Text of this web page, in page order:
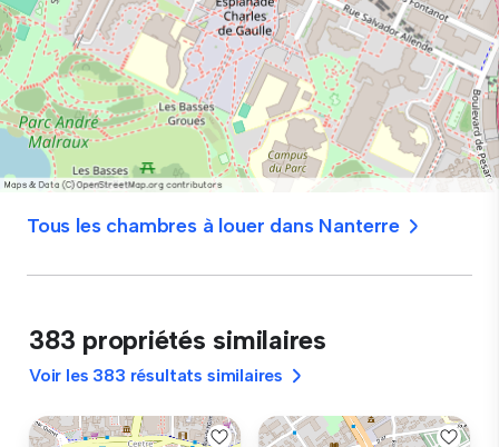
Tous les chambres à louer dans Nanterre
383 propriétés similaires
Voir les 383 résultats similaires